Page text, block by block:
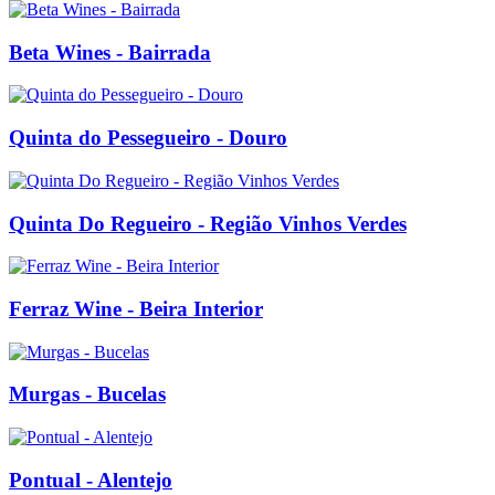
Beta Wines - Bairrada
Quinta do Pessegueiro - Douro
Quinta Do Regueiro - Região Vinhos Verdes
Ferraz Wine - Beira Interior
Murgas - Bucelas
Pontual - Alentejo